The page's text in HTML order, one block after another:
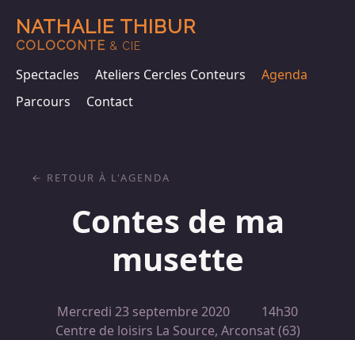
NATHALIE THIBUR
COLOCONTE & CIE
Spectacles Ateliers Cercles Conteurs
Agenda
Parcours
Contact
Contes de ma
musette
Mercredi 23 septembre 2020
14h30
Centre de loisirs La Source, Arconsat (63)
RETOUR À L'AGENDA